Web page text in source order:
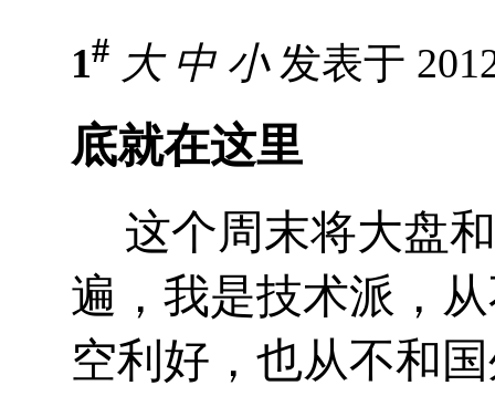
1# 大 中 小发表于
底就在这里
这个周末将大盘和
遍，我是技术派，
空利好，也从不和